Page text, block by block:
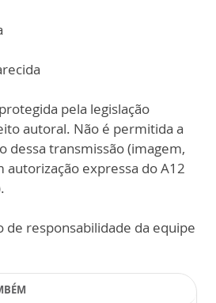
pela legislação
autoral. Não é permitida a
dessa transmissão (imagem,
autorização expressa do A12
de responsabilidade da equipe